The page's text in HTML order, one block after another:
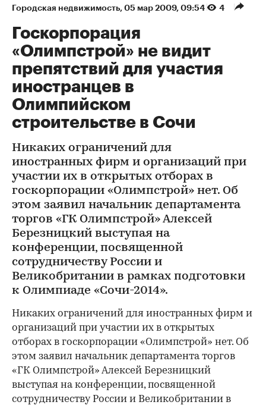
Городская недвижимость⁠, 05 мар 2009, 09:54 4
Госкорпорация
«Олимпстрой» не видит
препятствий для участия
иностранцев в
Олимпийском
строительстве в Сочи
Никаких ограничений для
иностранных фирм и организаций при
участии их в открытых отборах в
госкорпорации «Олимпстрой» нет. Об
этом заявил начальник департамента
торгов «ГК Олимпстрой» Алексей
Березницкий выступая на
конференции, посвященной
сотрудничеству России и
Великобритании в рамках подготовки
к Олимпиаде «Сочи-2014».
Никаких ограничений для иностранных фирм и
организаций при участии их в открытых
отборах в госкорпорации «Олимпстрой» нет. Об
этом заявил начальник департамента торгов
«ГК Олимпстрой» Алексей Березницкий
выступая на конференции, посвященной
сотрудничеству России и Великобритании в